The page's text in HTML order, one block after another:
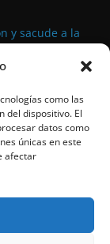
como las
del dispositivo. El
datos como
únicas en este
afectar
y sacude a la
vanguardia para
de